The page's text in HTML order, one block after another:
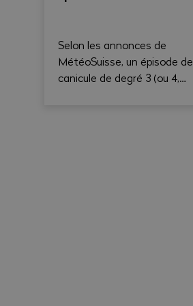
claire et exportable en PDF.
Selon les annonces de
MétéoSuisse, un épisode de
canicule de degré 3 (ou 4,